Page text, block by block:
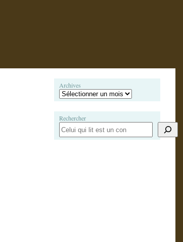
Archives
Rechercher